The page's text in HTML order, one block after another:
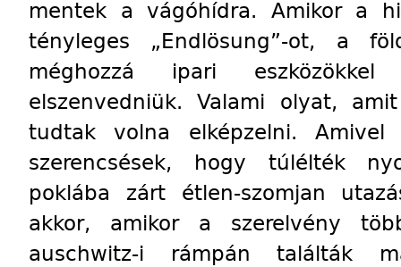
mentek a vágóhídra. Amikor a
tényleges „Endlösung”-ot, a
méghozzá ipari
elszenvedniük. Valami olyat,
tudtak volna elképzelni.
szerencsések, hogy túlélték
poklába zárt étlen-szomjan
akkor, amikor a szerelvény
auschwitz-i rámpán találták